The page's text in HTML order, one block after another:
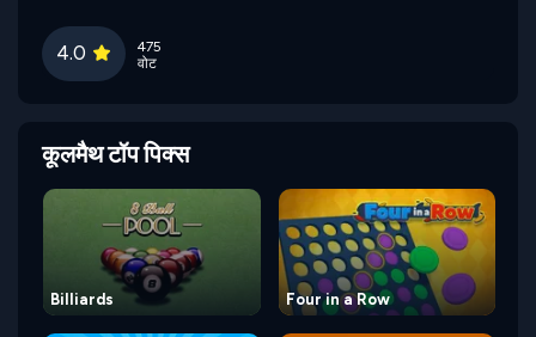
4.0
475
वोट
कूलमैथ टॉप पिक्स
Billiards Four in a Row